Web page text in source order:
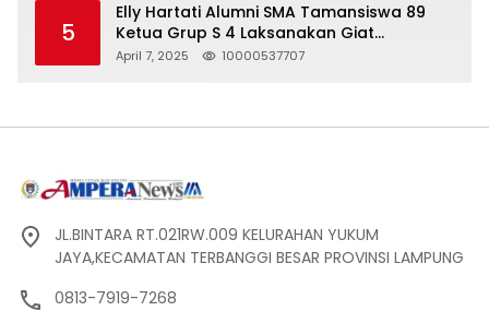
5
Elly Hartati Alumni SMA Tamansiswa 89
Ketua Grup S 4 Laksanakan Giat
Silaturahmi
April 7, 2025 10000537707
JL.BINTARA RT.021RW.009 KELURAHAN YUKUM
JAYA,KECAMATAN TERBANGGI BESAR PROVINSI LAMPUNG
0813-7919-7268